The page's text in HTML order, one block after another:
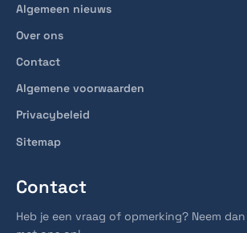
Algemeen nieuws
Over ons
Contact
Algemene voorwaarden
Privacybeleid
Sitemap
Contact
Heb je een vraag of opmerking? Neem